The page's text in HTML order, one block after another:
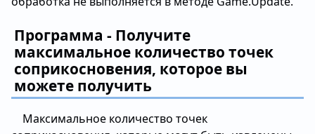
Программа - Получите
максимальное количество точек
соприкосновения, которое вы
можете получить
Максимальное количество точек